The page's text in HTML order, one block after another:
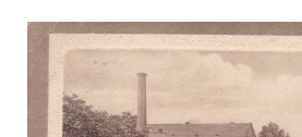
ELŐFIZETÉS